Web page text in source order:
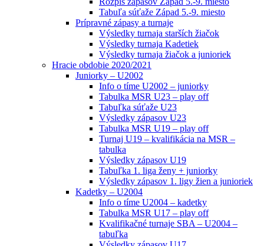
Tabuľa súťaže Západ 5.-9. miesto
Prípravné zápasy a turnaje
Výsledky turnaja starších žiačok
Výsledky turnaja Kadetiek
Výsledky turnaja žiačok a junioriek
Hracie obdobie 2020/2021
Juniorky – U2002
Info o tíme U2002 – juniorky
Tabulka MSR U23 – play off
Tabuľka súťaže U23
Výsledky zápasov U23
Tabulka MSR U19 – play off
Turnaj U19 – kvalifikácia na MSR –
tabulka
Výsledky zápasov U19
Tabuľka 1. liga ženy + juniorky
Výsledky zápasov 1. ligy žien a junioriek
Kadetky – U2004
Info o tíme U2004 – kadetky
Tabulka MSR U17 – play off
Kvalifikačné turnaje SBA – U2004 –
tabuľka